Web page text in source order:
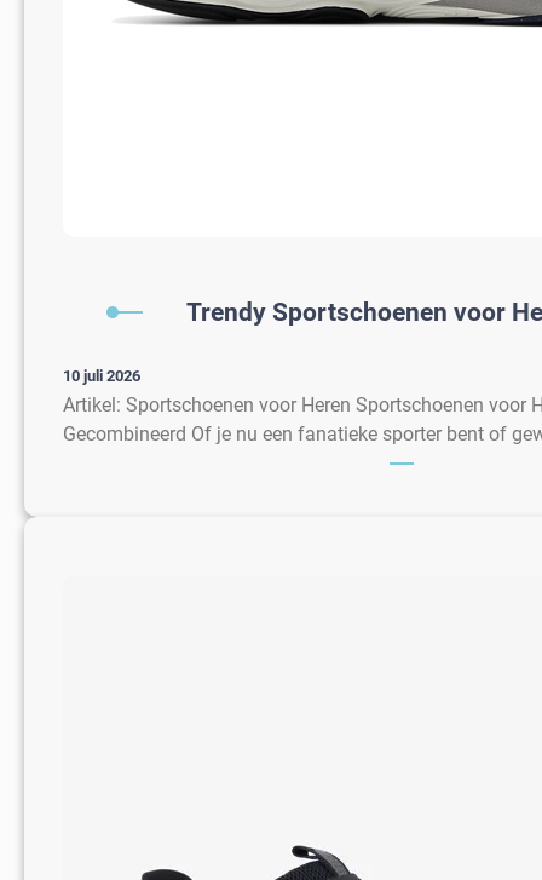
Trendy Sportschoenen voor
10 juli 2026
Artikel: Sportschoenen voor Heren Sportschoenen voor
Gecombineerd Of je nu een fanatieke sporter bent of